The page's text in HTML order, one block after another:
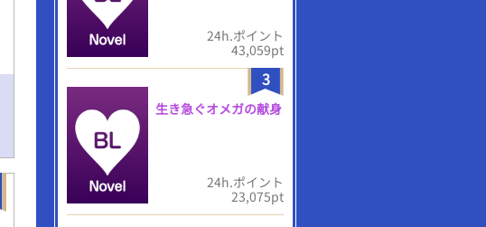
24h.ポイント
43,059pt
3
生き急ぐオメガの献身
24h.ポイント
23,075pt